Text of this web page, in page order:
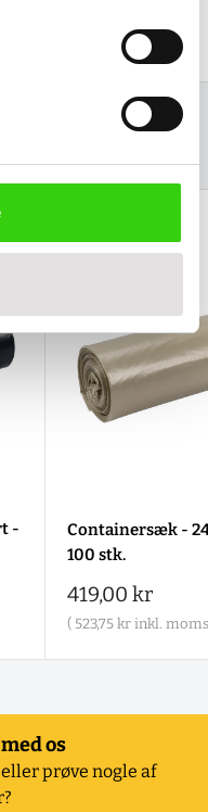
-
Containersæk -
100 stk.
Salgspris
419,00 kr
( 523,75 krinkl.
os
prøve nogle af